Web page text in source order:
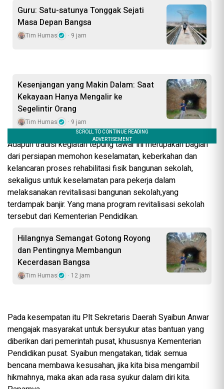
Guru: Satu-satunya Tonggak Sejati
Masa Depan Bangsa
Tim Humas 9 jam
Kesenjangan yang Makin Dalam: Saat
Kekayaan Hanya Mengalir ke
Segelintir Orang
Tim Humas 9 jam
Adapun tradisi kegiatan tepung tawar ini merupakan bagian
dari persiapan memohon keselamatan, keberkahan dan
kelancaran proses rehabilitasi fisik bangunan sekolah,
sekaligus untuk keselamatan para pekerja dalam
melaksanakan revitalisasi bangunan sekolah,yang
terdampak banjir. Yang mana program revitalisasi sekolah
tersebut dari Kementerian Pendidikan.
Hilangnya Semangat Gotong Royong
dan Pentingnya Membangun
Kecerdasan Bangsa
Tim Humas 12 jam
Pada kesempatan itu Plt Sekretaris Daerah Syaibun Anwar
mengajak masyarakat untuk bersyukur atas bantuan yang
diberikan dari pemerintah pusat, khususnya Kementerian
Pendidikan pusat. Syaibun mengatakan, tidak semua
bencana membawa kesusahan, jika kita bisa mengambil
hikmahnya, maka akan ada rasa syukur dalam diri kita.